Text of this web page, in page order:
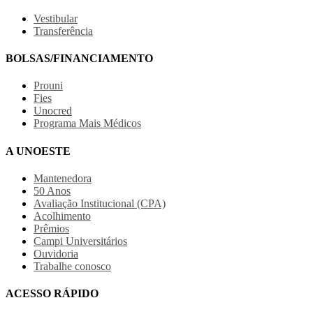
Vestibular
Transferência
BOLSAS/FINANCIAMENTO
Prouni
Fies
Unocred
Programa Mais Médicos
A UNOESTE
Mantenedora
50 Anos
Avaliação Institucional (CPA)
Acolhimento
Prêmios
Campi Universitários
Ouvidoria
Trabalhe conosco
ACESSO RÁPIDO